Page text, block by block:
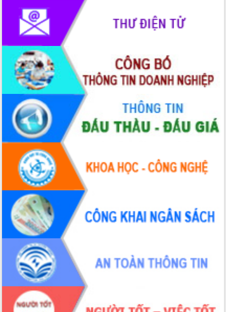
Nâng cao hiệu lực, hiệu quả HĐND
tỉnh thông qua hiện đại hóa hành chính
Xã Ea Phê gắn cải cách hành chính với
chuyển đổi số
Phó Chủ tịch Thường trực UBND tỉnh
Hồ Thị Nguyên Thảo làm việc tại Trung
tâm Phục vụ hành chính công xã Ea
Phê
Xây dựng nền hành chính số đồng
hành cùng nông dân dân, doanh nghiệp
Giai đoạn 2026-2030, Đắk Lắk phấn
đấu có 77% xã đạt chuẩn nông thôn
mới
Chuyển đổi số 'mở đường' cho nông
nghiệp Đắk Lắk tăng trưởng bứt phá
Triển khai đồng bộ đo đạc, lập hồ sơ
địa chính, hoàn thiện cơ sở dữ liệu đất
Ứng dụng sinh trắc học - Bước tiến
trong hành trình chuyển đổi số tại Đắk
Lắk
Đắk Lắk nâng cao hiệu quả công tác
Đảng từ Sổ tay đảng viên điện tử
Đắk Lắk đẩy mạnh nuôi biển công
nghệ, hướng tới phát triển thủy sản
bền vững
Tập huấn nâng cao năng lực triển khai
chuyển đổi số cho cán bộ, công chức